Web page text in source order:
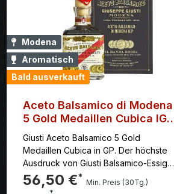
Modena
Aromatisch
Bald ausverkauft
Aceto Balsamico di Modena
5 Gold Medaillen Cubica IGP
Giuseppe Giusti
Giusti Aceto Balsamico 5 Gold
Medaillen Cubica in GP. Der höchste
Ausdruck von Giusti Balsamico-Essige,
5 Goldmedaillen ist ein vollmundiges
und aromatisches Rezept. Hergestellt
56,50 €*
Min. Preis (30Tg.)